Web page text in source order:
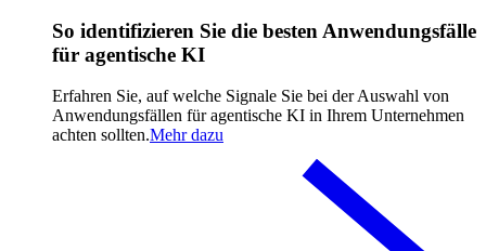
So identifizieren Sie die besten Anwendungsfälle
für agentische KI
Erfahren Sie, auf welche Signale Sie bei der Auswahl von
Anwendungsfällen für agentische KI in Ihrem Unternehmen
achten sollten.Mehr dazu